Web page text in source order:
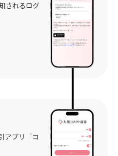
されるログ
アプリ「コ